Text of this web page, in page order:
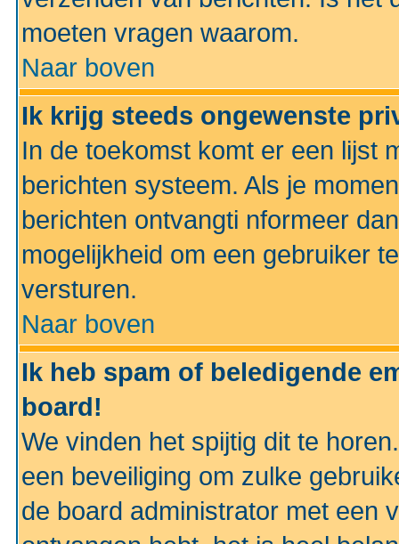
moeten vragen waarom.
Naar boven
Ik krijg steeds ongewenste
In de toekomst komt er een lijst
berichten systeem. Als je
berichten ontvangti nformeer
mogelijkheid om een gebruiker
versturen.
Naar boven
Ik heb spam of beledigende
board!
We vinden het spijtig dit te
een beveiliging om zulke
de board administrator met een